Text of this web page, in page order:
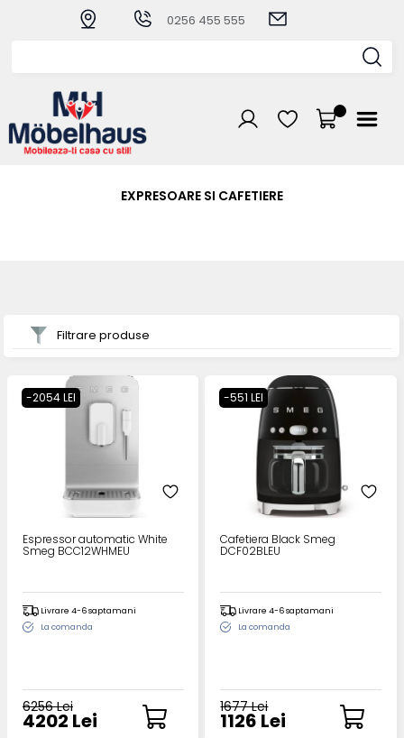
0256 455 555
EXPRESOARE SI CAFETIERE
Filtrare produse
-2054 LEI
Espressor automatic White
Smeg BCC12WHMEU
Livrare 4-6 saptamani
La comanda
6256 Lei
4202 Lei
-551 LEI
Cafetiera Black Smeg
DCF02BLEU
Livrare 4-6 saptamani
La comanda
1677 Lei
1126 Lei